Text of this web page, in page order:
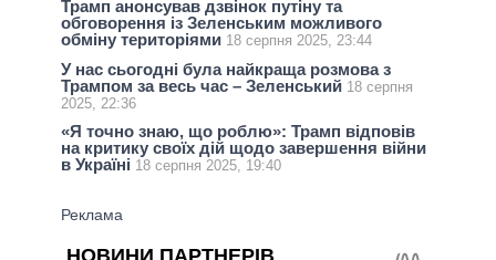
Трамп анонсував дзвінок путіну та
обговорення із Зеленським можливого
обміну територіями 18 серпня 2025, 23:44
У нас сьогодні була найкраща розмова з
Трампом за весь час – Зеленський 18 серпня
2025, 22:36
«Я точно знаю, що роблю»: Трамп відповів
на критику своїх дій щодо завершення війни
в Україні 18 серпня 2025, 19:40